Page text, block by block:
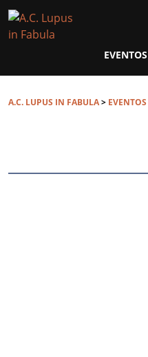
EVENTOS
A.C. LUPUS IN FABULA> EVENTOS